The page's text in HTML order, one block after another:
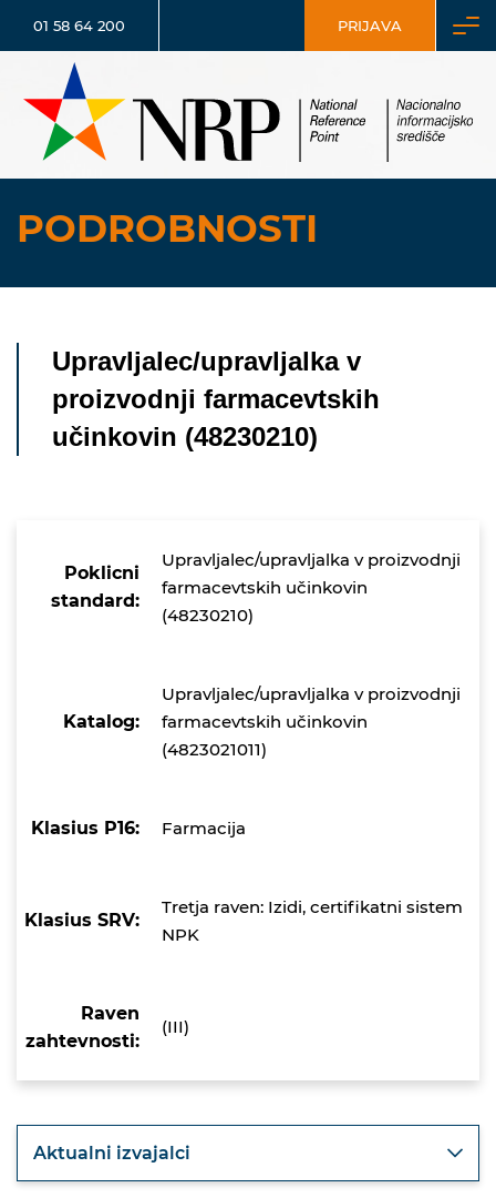
01 58 64 200 PRIJAVA
PODROBNOSTI
Upravljalec/upravljalka v
proizvodnji farmacevtskih
učinkovin (48230210)
Poklicni
standard:
Upravljalec/upravljalka v proizvodnji
farmacevtskih učinkovin
(48230210)
Katalog:
Upravljalec/upravljalka v proizvodnji
farmacevtskih učinkovin
(4823021011)
Klasius P16: Farmacija
Klasius SRV:
Tretja raven: Izidi, certifikatni sistem
NPK
Raven
zahtevnosti:
(III)
Aktualni izvajalci